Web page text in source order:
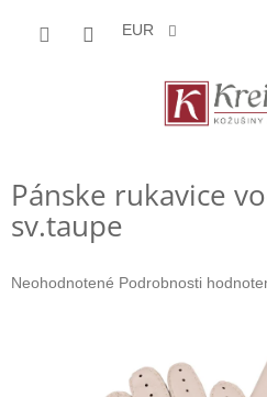
EUR
Pánske rukavice
sv.taupe
Priemerné
Neohodnotené Podrobnosti